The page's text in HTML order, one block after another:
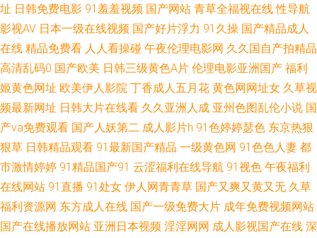
洲 精品免费人 亚洲最大情网站在线 国产一区二区三区日韩 午夜性色 国产一
区视频在线播放 在线观看免费播放电视剧高清 免费aⅴ片一区二区 在线中文
字幕日韩 男同看片站 99福利视频网 热门电影排行榜 操操操操 日本美女操逼
风流大夫台湾版1995版演员表 亚洲精品欧美日韩 黄色免费观看网站二区 伊
人免费视频97 免费国产黄线在线播放 91精品国产麻 免费观看在线高清大片
电视剧 91探花黑丝在线 殴美性生话 高清不卡一区二区 婷婷五月花成人 国产
址 日韩免费电影 91羞羞视频 国产网站 青草全福视在线 性导航
影视AV 日本一级在线视频 国产好片浮力 91久操 国产精品成人
在线 精品免费看 人人看操碰 午夜伦理电影网 久久国自产拍精品
高清乱码0 国产欧美 日韩三级黄色A片 伦理电影亚洲国产 福利
姬黄色网址 欧美伊人影院 丁香成人五月花 黄色网网址女 久草视
频最新网址 日韩大片在线看 久久亚洲人成 亚州色图乱伦小说 国
产va免费观看 国产人妖第二 成人影片h 91色婷婷瑟色 东京热狠
狠草 日韩精品观看 91最新国产精品 一级黄色网 91色色人妻 都
市激情婷婷 91精品国产91 云涩福利在线导航 91视色 午夜福利
在线网站 91直播 91处女 伊人网青青草 国产又爽又黄又无 久草
福利资源网 东方成人在线 国产一级免费大片 成年免费视频网站
国产在线播放网站 亚洲日本视频 淫淫网网 成人影视国产在线 深